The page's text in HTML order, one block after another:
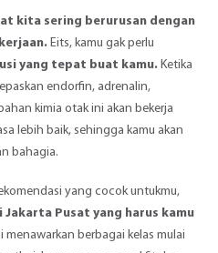
kita sering berurusan dengan
Eits, kamu gak perlu
yang tepat buat kamu. Ketika
endorfin, adrenalin,
kimia otak ini akan bekerja
lebih baik, sehingga kamu akan
bahagia.
yang cocok untukmu,
Pusat yang harus kamu
menawarkan berbagai kelas mulai